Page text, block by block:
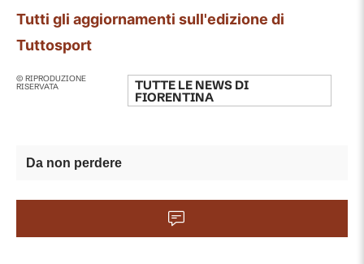
Tutti gli aggiornamenti sull'edizione di
Tuttosport
© RIPRODUZIONE
RISERVATA TUTTE LE NEWS DI
FIORENTINA
Da non perdere